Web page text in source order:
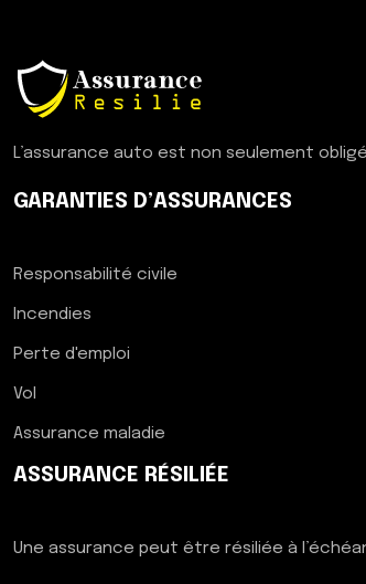
L’assurance auto est non seulement
GARANTIES D’ASSURANCES
Responsabilité civile
Incendies
Perte d'emploi
Vol
Assurance maladie
ASSURANCE RÉSILIÉE
Une assurance peut être résiliée à